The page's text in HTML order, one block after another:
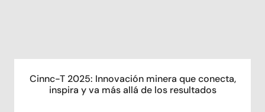
Cinnc-T 2025: Innovación minera que conecta,
inspira y va más allá de los resultados